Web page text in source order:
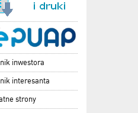
inwestora
interesanta
strony